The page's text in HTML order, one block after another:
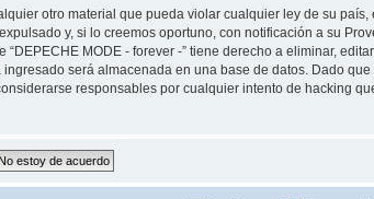
otro material que pueda violar cualquier ley de su país,
y, si lo creemos oportuno, con notificación a su
MODE - forever -” tiene derecho a eliminar,
será almacenada en una base de datos. Dado
responsables por cualquier intento de hacking